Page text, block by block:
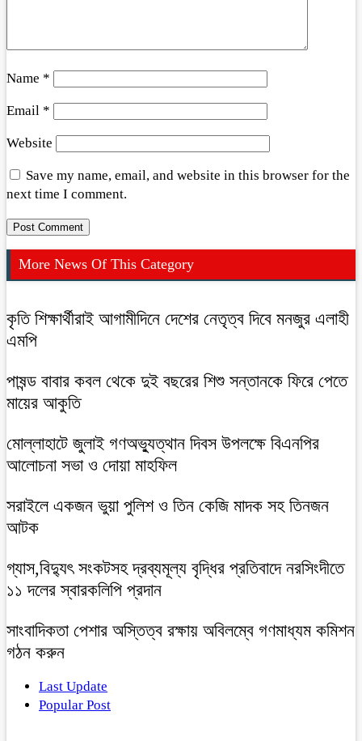
Name *
Email *
Website
Save my name, email, and website in this browser for the
next time I comment.
More News Of This Category
কৃতি শিক্ষার্থীরাই আগামীদিনে দেশের নেতৃত্ব দিবে মনজুর এলাহী
এমপি
পাষন্ড বাবার কবল থেকে দুই বছরের শিশু সন্তানকে ফিরে পেতে
মায়ের আকুতি
মোল্লাহাটে জুলাই গণঅভ্যুত্থান দিবস উপলক্ষে বিএনপির
আলোচনা সভা ও দোয়া মাহফিল
সরাইলে একজন ভুয়া পুলিশ ও তিন কেজি মাদক সহ তিনজন
আটক
গ্যাস,বিদ্যুৎ সংকটসহ দ্রব্যমূল্য বৃদ্ধির প্রতিবাদে নরসিংদীতে
১১ দলের স্বারকলিপি প্রদান
সাংবাদিকতা পেশার অস্তিত্ব রক্ষায় অবিলম্বে গণমাধ্যম কমিশন
গঠন করুন
Last Update
Popular Post